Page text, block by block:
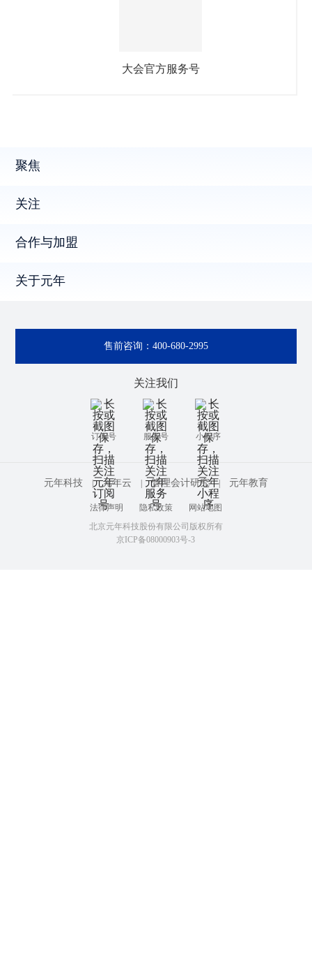
大会官方服务号
聚焦
关注
合作与加盟
关于元年
售前咨询： 400-680-2995
关注我们
订阅号 服务号 小程序
元年科技 | 元年云 | 管理会计研究 | 元年教育
法律声明 隐私政策
网站地图
北京元年科技股份有限公司版权所有
京ICP备08000903号-3